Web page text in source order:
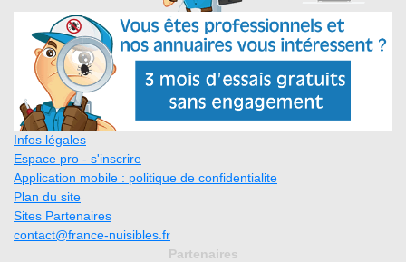
Infos légales
Espace pro - s'inscrire
Application mobile : politique de confidentialite
Plan du site
Sites Partenaires
contact@france-nuisibles.fr
Partenaires